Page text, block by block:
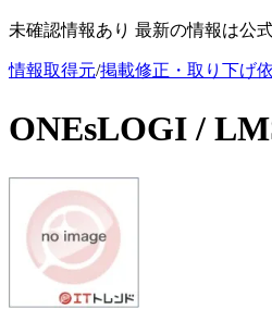
未確認情報あり 最新の情報は公
情報取得元/掲載修正・取り下げ
ONEsLOGI /